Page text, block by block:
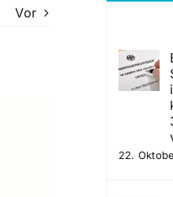
Vor
22.